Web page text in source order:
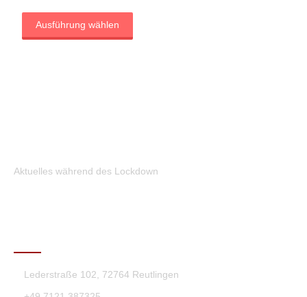
Ausführung wählen
Aktuelles während des Lockdown
Lederstraße 102, 72764 Reutlingen